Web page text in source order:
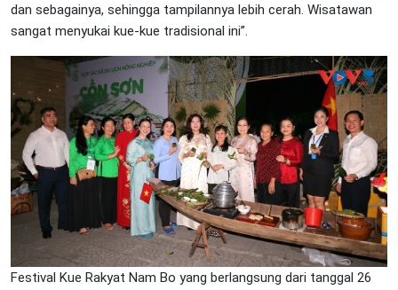
dan sebagainya, sehingga tampilannya lebih cerah. Wisatawan
sangat menyukai kue-kue tradisional ini”.
Festival Kue Rakyat Nam Bo yang berlangsung dari tanggal 26